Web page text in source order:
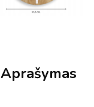
Aprašymas